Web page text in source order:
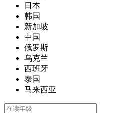
日本
韩国
新加坡
中国
俄罗斯
乌克兰
西班牙
泰国
马来西亚